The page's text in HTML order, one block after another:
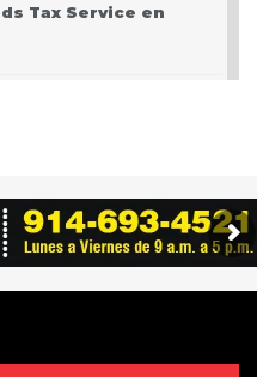
Tax Service en
apprehend three